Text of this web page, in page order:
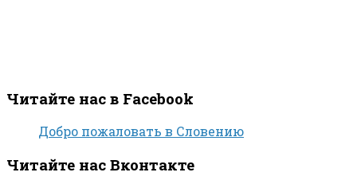
Читайте нас в Facebook
Добро пожаловать в Словению
Читайте нас Вконтакте